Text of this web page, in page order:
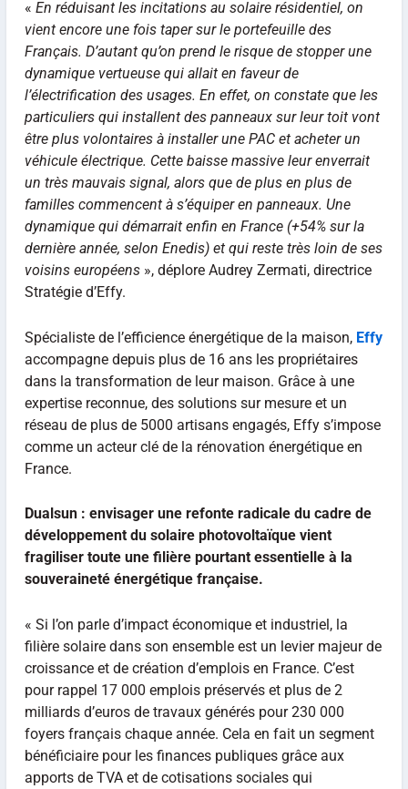
« En réduisant les incitations au solaire résidentiel, on
vient encore une fois taper sur le portefeuille des
Français. D’autant qu’on prend le risque de stopper une
dynamique vertueuse qui allait en faveur de
l’électrification des usages. En effet, on constate que les
particuliers qui installent des panneaux sur leur toit vont
être plus volontaires à installer une PAC et acheter un
véhicule électrique. Cette baisse massive leur enverrait
un très mauvais signal, alors que de plus en plus de
familles commencent à s’équiper en panneaux. Une
dynamique qui démarrait enfin en France (+54% sur la
dernière année, selon Enedis) et qui reste très loin de ses
voisins européens», déplore Audrey Zermati, directrice
Stratégie d’Effy.
Spécialiste de l’efficience énergétique de la maison, Effy
accompagne depuis plus de 16 ans les propriétaires
dans la transformation de leur maison. Grâce à une
expertise reconnue, des solutions sur mesure et un
réseau de plus de 5000 artisans engagés, Effy s’impose
comme un acteur clé de la rénovation énergétique en
France.
Dualsun : envisager une refonte radicale du cadre de
développement du solaire photovoltaïque vient
fragiliser toute une filière pourtant essentielle à la
souveraineté énergétique française.
« Si l’on parle d’impact économique et industriel, la
filière solaire dans son ensemble est un levier majeur de
croissance et de création d’emplois en France. C’est
pour rappel 17 000 emplois préservés et plus de 2
milliards d’euros de travaux générés pour 230 000
foyers français chaque année. Cela en fait un segment
bénéficiaire pour les finances publiques grâce aux
apports de TVA et de cotisations sociales qui